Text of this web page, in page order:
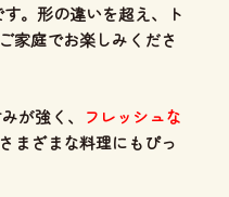
。形の違いを超え、ト
家庭でお楽しみくださ
が強く、
フレッシュな
まざまな料理にもぴっ